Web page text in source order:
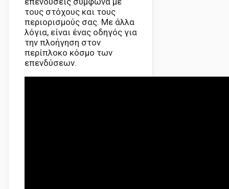
τους στόχους και τους
περιορισμούς σας. Με άλλα
λόγια, είναι ένας οδηγός για
την πλοήγηση στον
περίπλοκο κόσμο των
επενδύσεων.